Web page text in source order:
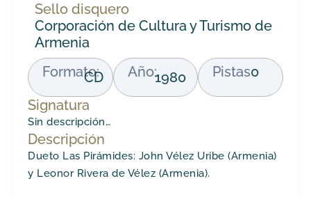
Sello disquero
Corporación de Cultura y Turismo de
Armenia
Formato:
CD Año:1980 Pistas0
Signatura
Sin descripción…
Descripción
Dueto Las Pirámides: John Vélez Uribe (Armenia)
y Leonor Rivera de Vélez (Armenia).